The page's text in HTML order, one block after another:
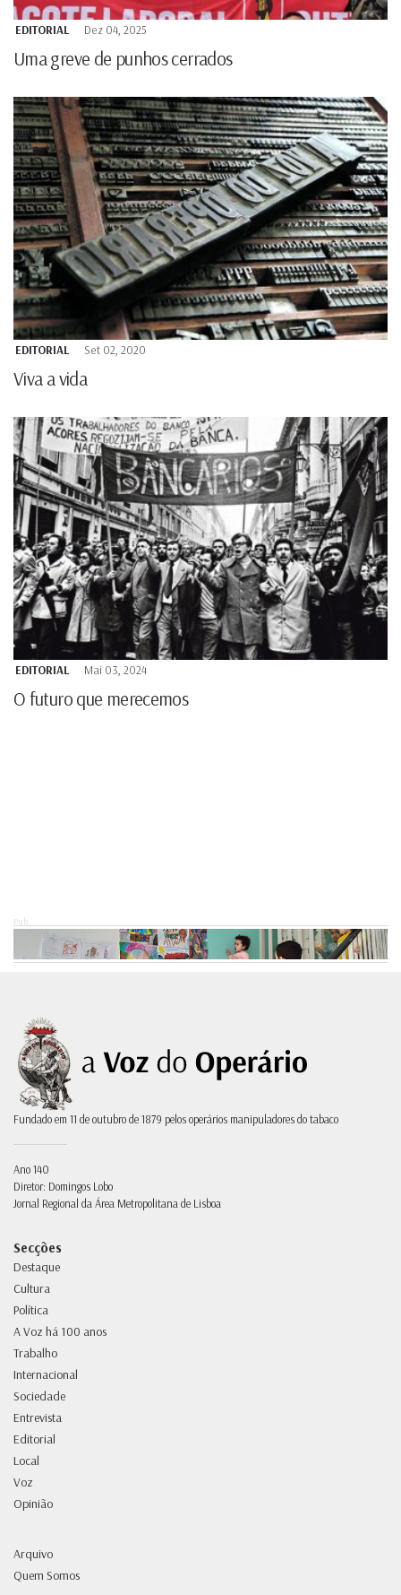
EDITORIAL Dez 04, 2025
Uma greve de punhos cerrados
EDITORIAL Set 02, 2020
Viva a vida
EDITORIAL Mai 03, 2024
O futuro que merecemos
Pub.
Fundado em 11 de outubro de 1879 pelos operários manipuladores do tabaco
Ano 140
Diretor: Domingos Lobo
Jornal Regional da Área Metropolitana de Lisboa
Secções
Destaque
Cultura
Política
A Voz há 100 anos
Trabalho
Internacional
Sociedade
Entrevista
Editorial
Local
Voz
Opinião
Arquivo
Quem Somos